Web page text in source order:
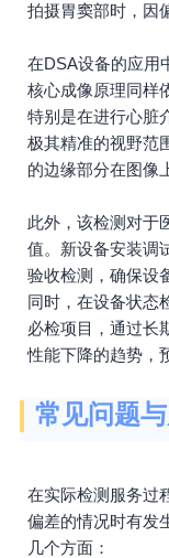
拍摄胃窦部时，因
在DSA设备的应用
核心成像原理同样
特别是在进行心脏
极其精准的视野范
的边缘部分在图像
此外，该检测对于
值。新设备安装调
验收检测，确保设
同时，在设备状态
必检项目，通过长
性能下降的趋势，
常见问题
在实际检测服务过
偏差的情况时有发
几个方面：